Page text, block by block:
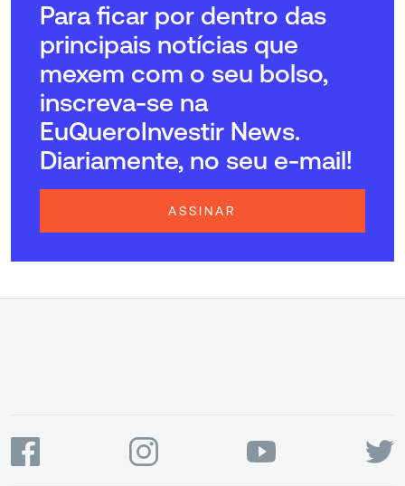
Para ficar por dentro das
principais notícias que
mexem com o seu bolso,
inscreva-se na
EuQueroInvestir News.
Diariamente, no seu e-mail!
ASSINAR